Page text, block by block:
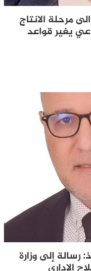
مرحلة الانتاج
يغير قواعد
إلى وزارة